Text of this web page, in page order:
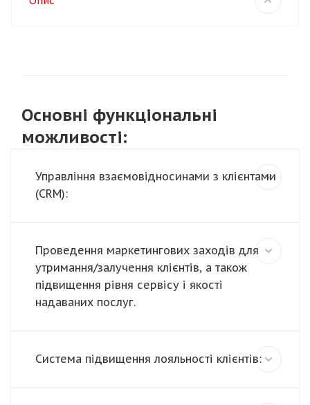
Основні функціональні
можливості:
Управління взаємовідносинами з клієнтами
(CRM):
Проведення маркетингових заходів для
утримання/залучення клієнтів, а також
підвищення рівня сервісу і якості
надаваних послуг.
Система підвищення лояльності клієнтів: